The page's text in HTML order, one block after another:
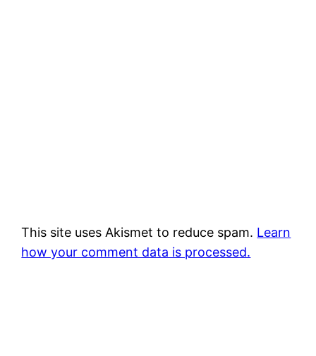
This site uses Akismet to reduce spam. Learn
how your comment data is processed.